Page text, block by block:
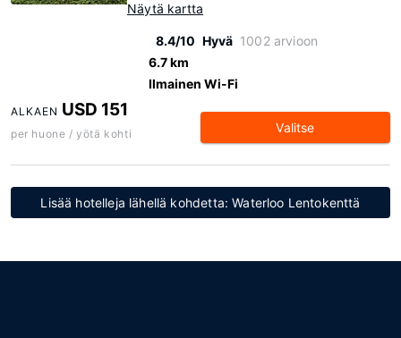
Näytä kartta
8.4/10 Hyvä 1002 arvioon
6.7 km
Ilmainen Wi-Fi
ALKAEN USD 151
per huone / yötä kohti Valitse
Lisää hotelleja lähellä kohdetta: Waterloo Lentokenttä